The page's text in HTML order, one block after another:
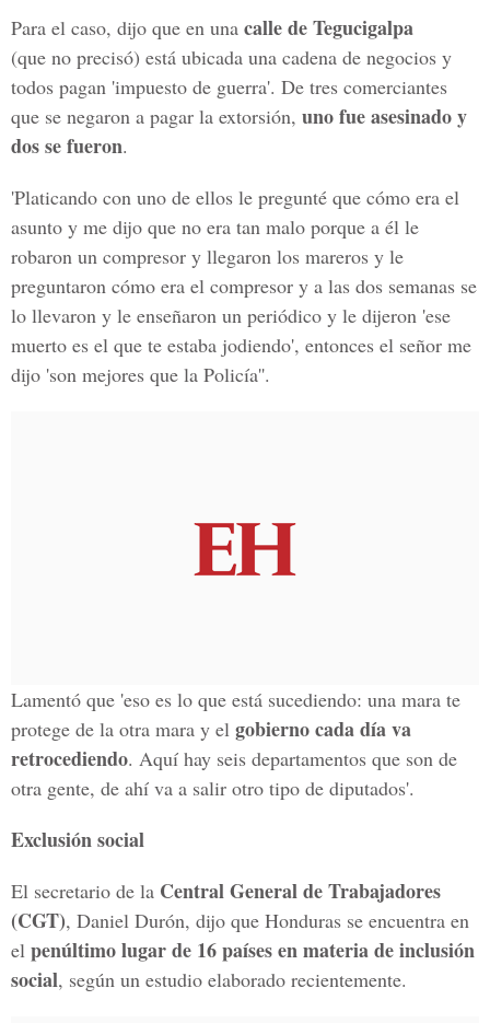
Para el caso, dijo que en una calle de Tegucigalpa
(que no precisó) está ubicada una cadena de negocios y
todos pagan 'impuesto de guerra'. De tres comerciantes
que se negaron a pagar la extorsión, uno fue asesinado y
dos se fueron.
'Platicando con uno de ellos le pregunté que cómo era el
asunto y me dijo que no era tan malo porque a él le
robaron un compresor y llegaron los mareros y le
preguntaron cómo era el compresor y a las dos semanas se
lo llevaron y le enseñaron un periódico y le dijeron 'ese
muerto es el que te estaba jodiendo', entonces el señor me
dijo 'son mejores que la Policía''.
Lamentó que 'eso es lo que está sucediendo: una mara te
protege de la otra mara y el gobierno cada día va
retrocediendo. Aquí hay seis departamentos que son de
otra gente, de ahí va a salir otro tipo de diputados'.
Exclusión social
El secretario de la Central General de Trabajadores
(CGT), Daniel Durón, dijo que Honduras se encuentra en
el penúltimo lugar de 16 países en materia de inclusión
social, según un estudio elaborado recientemente.